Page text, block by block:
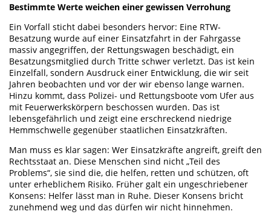
Bestimmte Werte weichen einer gewissen Verrohung
Ein Vorfall sticht dabei besonders hervor: Eine RTW-
Besatzung wurde auf einer Einsatzfahrt in der Fahrgasse
massiv angegriffen, der Rettungswagen beschädigt, ein
Besatzungsmitglied durch Tritte schwer verletzt. Das ist kein
Einzelfall, sondern Ausdruck einer Entwicklung, die wir seit
Jahren beobachten und vor der wir ebenso lange warnen.
Hinzu kommt, dass Polizei- und Rettungsboote vom Ufer aus
mit Feuerwerkskörpern beschossen wurden. Das ist
lebensgefährlich und zeigt eine erschreckend niedrige
Hemmschwelle gegenüber staatlichen Einsatzkräften.
Man muss es klar sagen: Wer Einsatzkräfte angreift, greift den
Rechtsstaat an. Diese Menschen sind nicht „Teil des
Problems“, sie sind die, die helfen, retten und schützen, oft
unter erheblichem Risiko. Früher galt ein ungeschriebener
Konsens: Helfer lässt man in Ruhe. Dieser Konsens bricht
zunehmend weg und das dürfen wir nicht hinnehmen.